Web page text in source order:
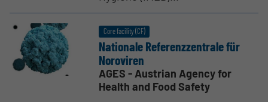
Core facility (CF)
Nationale Referenzzen­trale für
Noroviren
AGES - Austrian Agency for
Health and Food Safety